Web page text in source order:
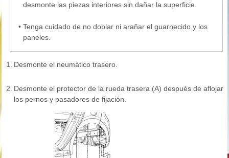
desmonte las piezas interiores sin dañar la superficie.
• Tenga cuidado de no doblar ni arañar el guarnecido y los
paneles.
1. Desmonte el neumático trasero.
2. Desmonte el protector de la rueda trasera (A) después de aflojar
los pernos y pasadores de fijación.